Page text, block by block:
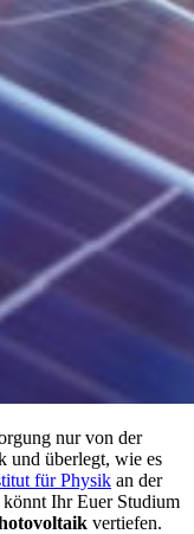
nur von der
und überlegt, wie es
für Physik an der
könnt Ihr Euer Studium
vertiefen.